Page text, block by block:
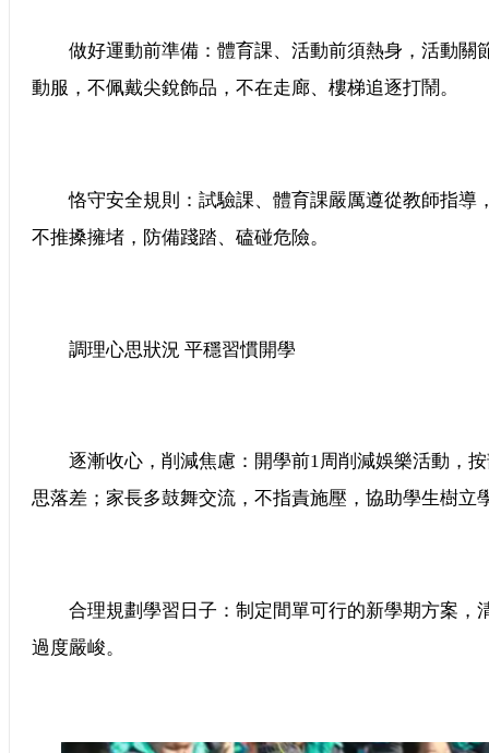
做好運動前準備：體育課、活動前須熱身，活動關
動服，不佩戴尖銳飾品，不在走廊、樓梯追逐打鬧。
恪守安全規則：試驗課、體育課嚴厲遵從教師指導
不推搡擁堵，防備踐踏、磕碰危險。
調理心思狀況 平穩習慣開學
逐漸收心，削減焦慮：開學前1周削減娛樂活動，按
思落差；家長多鼓舞交流，不指責施壓，協助學生樹立
合理規劃學習日子：制定間單可行的新學期方案，
過度嚴峻。